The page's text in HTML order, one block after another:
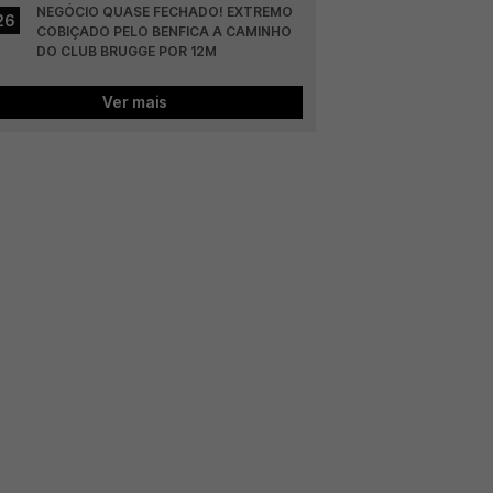
NEGÓCIO QUASE FECHADO! EXTREMO
COBIÇADO PELO BENFICA A CAMINHO
DO CLUB BRUGGE POR 12M
Ver mais